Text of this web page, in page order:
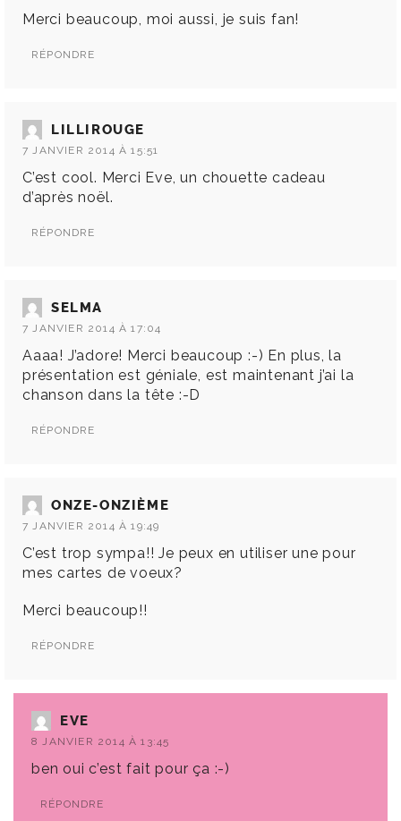
Merci beaucoup, moi aussi, je suis fan!
RÉPONDRE
LILLIROUGE
7 JANVIER 2014 À 15:51
C’est cool. Merci Eve, un chouette cadeau
d’après noël.
RÉPONDRE
SELMA
7 JANVIER 2014 À 17:04
Aaaa! J’adore! Merci beaucoup :-) En plus, la
présentation est géniale, est maintenant j’ai la
chanson dans la tête :-D
RÉPONDRE
ONZE-ONZIÈME
7 JANVIER 2014 À 19:49
C’est trop sympa!! Je peux en utiliser une pour
mes cartes de voeux?
Merci beaucoup!!
RÉPONDRE
EVE
8 JANVIER 2014 À 13:45
ben oui c’est fait pour ça :-)
RÉPONDRE